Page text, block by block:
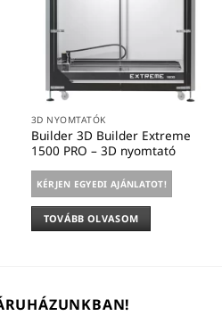
3D NYOMTATÓK
Builder 3D Builder Extreme
1500 PRO – 3D nyomtató
KÉRJEN EGYEDI AJÁNLATOT!
TOVÁBB OLVASOM